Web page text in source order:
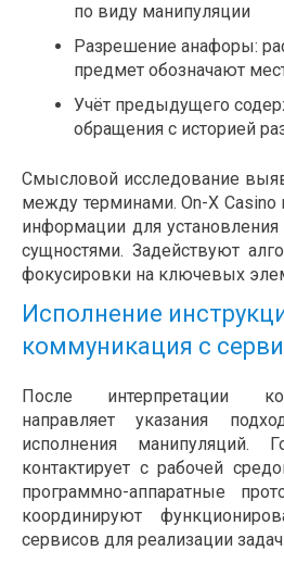
по виду манипуляции
Разрешение анафоры:
предмет обозначают
Учёт предыдущего
обращения с историей
Смысловой исследование
между терминами. On-X Casino
информации для
сущностями. Задействуют
фокусировки на ключевых
Исполнение
коммуникация с
После интерпретации
направляет указания
исполнения манипуляций.
контактирует с рабочей
программно-аппаратные
координируют
сервисов для реализации